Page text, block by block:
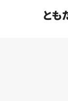
とも